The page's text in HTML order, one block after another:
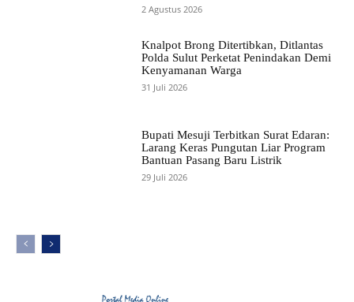
2 Agustus 2026
Knalpot Brong Ditertibkan, Ditlantas
Polda Sulut Perketat Penindakan Demi
Kenyamanan Warga
31 Juli 2026
Bupati Mesuji Terbitkan Surat Edaran:
Larang Keras Pungutan Liar Program
Bantuan Pasang Baru Listrik
29 Juli 2026